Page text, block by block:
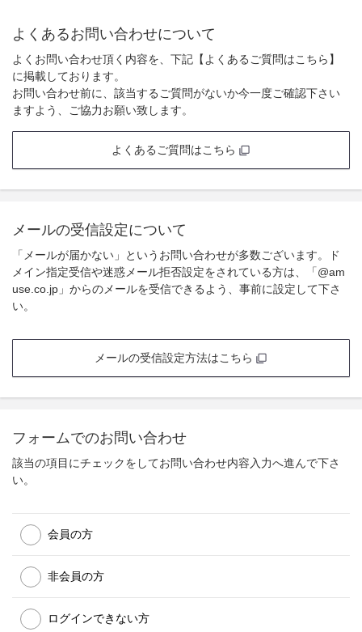
よくあるお問い合わせについて
よくお問い合わせ頂く内容を、下記【よくあるご質問はこちら】
に掲載しております。
お問い合わせ前に、該当するご質問がないか今一度ご確認下さい
ますよう、ご協力お願い致します。
よくあるご質問はこちら
メールの受信設定について
「メールが届かない」というお問い合わせが多数ございます。ド
メイン指定受信や迷惑メール拒否設定をされている方は、「@am
use.co.jp」からのメールを受信できるよう、事前に設定して下さ
い。
メールの受信設定方法はこちら
フォームでのお問い合わせ
該当の項目にチェックをしてお問い合わせ内容入力へ進んで下さ
い。
会員の方
非会員の方
ログインできない方